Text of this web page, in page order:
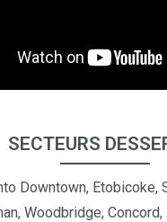
SECTEURS
Downtown, Etobicoke,
Woodbridge, Concord,